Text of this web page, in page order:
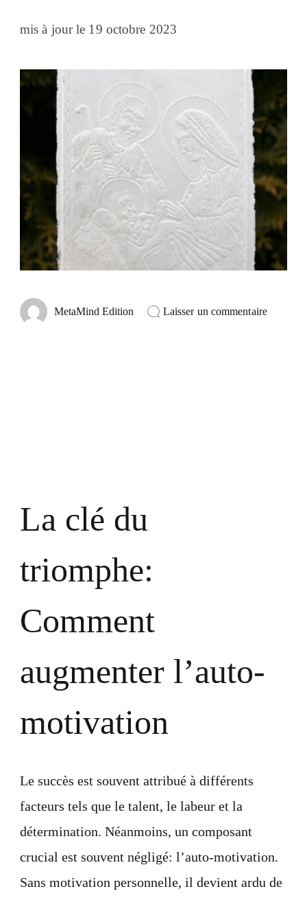
mis à jour le 19 octobre 2023
MetaMind Edition Laisser un commentairesur
La clé du
triomphe:
Comment
augmenter l’auto-
motivation
Le succès est souvent attribué à différents
facteurs tels que le talent, le labeur et la
détermination. Néanmoins, un composant
crucial est souvent négligé: l’auto-motivation.
Sans motivation personnelle, il devient ardu de